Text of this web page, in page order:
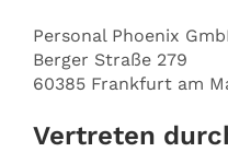
Personal Phoenix
Berger Straße 279
60385 Frankfurt am
Vertreten